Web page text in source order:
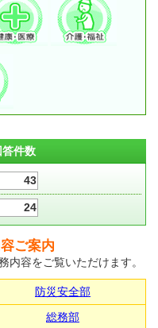
件数
43
24
ご案内
内容をご覧いただけます。
防災安全部
総務部